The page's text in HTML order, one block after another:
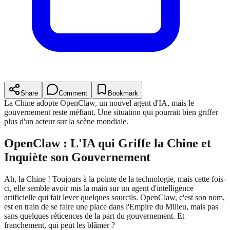
Share Comment Bookmark
La Chine adopte OpenClaw, un nouvel agent d'IA, mais le
gouvernement reste méfiant. Une situation qui pourrait bien griffer
plus d'un acteur sur la scène mondiale.
OpenClaw : L'IA qui Griffe la Chine et
Inquiète son Gouvernement
Ah, la Chine ! Toujours à la pointe de la technologie, mais cette fois-
ci, elle semble avoir mis la main sur un agent d'intelligence
artificielle qui fait lever quelques sourcils. OpenClaw, c'est son nom,
est en train de se faire une place dans l'Empire du Milieu, mais pas
sans quelques réticences de la part du gouvernement. Et
franchement, qui peut les blâmer ?